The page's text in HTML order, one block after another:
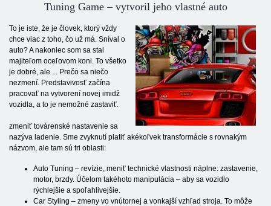
Tuning Game – vytvoril jeho vlastné auto
To je iste, že je človek, ktorý vždy
chce viac z toho, čo už má. Sníval o
auto? A nakoniec som sa stal
majiteľom oceľovom koni. To všetko
je dobré, ale ... Prečo sa niečo
nezmení. Predstavivosť začína
pracovať na vytvorení novej imidž
vozidla, a to je nemožné zastaviť.
zmeniť továrenské nastavenie sa
nazýva ladenie. Sme zvyknutí platiť akékoľvek transformácie s rovnakým
názvom, ale tam sú tri oblasti:
Auto Tuning – revízie, meniť technické vlastnosti náplne: zastavenie,
motor, brzdy. Účelom takéhoto manipulácia – aby sa vozidlo
rýchlejšie a spoľahlivejšie.
Car Styling – zmeny vo vnútornej a vonkajší vzhľad stroja. To môže